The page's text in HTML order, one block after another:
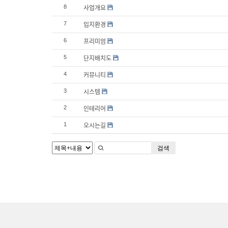
8 사업개요
7 입지환경
6 프리미엄
5 단지배치도
4 커뮤니티
3 시스템
2 인테리어
1 오시는길
검색